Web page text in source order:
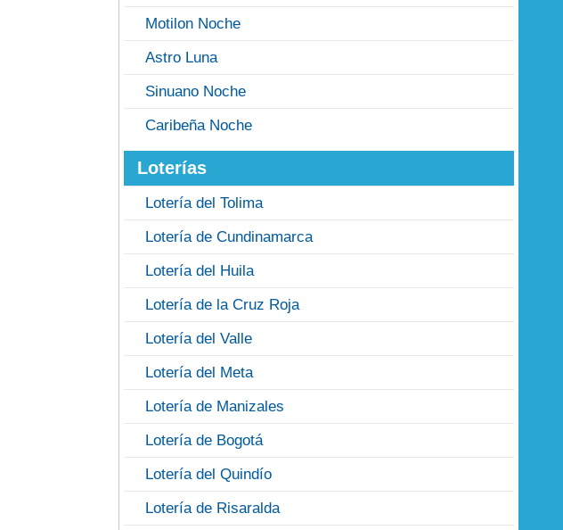
Motilon Noche
Astro Luna
Sinuano Noche
Caribeña Noche
Loterías
Lotería del Tolima
Lotería de Cundinamarca
Lotería del Huila
Lotería de la Cruz Roja
Lotería del Valle
Lotería del Meta
Lotería de Manizales
Lotería de Bogotá
Lotería del Quindío
Lotería de Risaralda